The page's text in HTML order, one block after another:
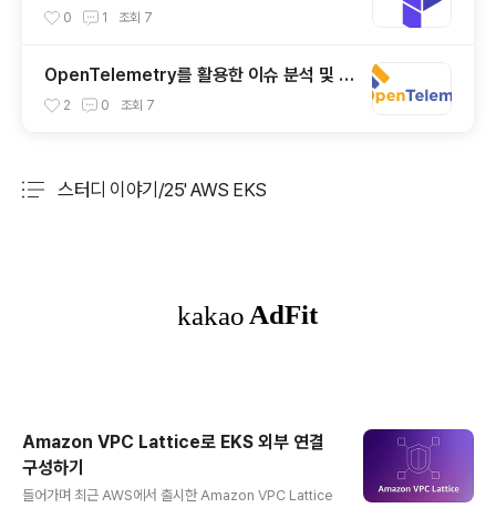
t, plan, apply, destory)
0 1 조회 7
OpenTelemetry를 활용한 이슈 분석 및 해
결 (feat. OTel Demo)
2 0 조회 7
스터디 이야기/25' AWS EKS
Amazon VPC Lattice로 EKS 외부 연결
구성하기
들어가며 최근 AWS에서 출시한 Amazon VPC Lattice